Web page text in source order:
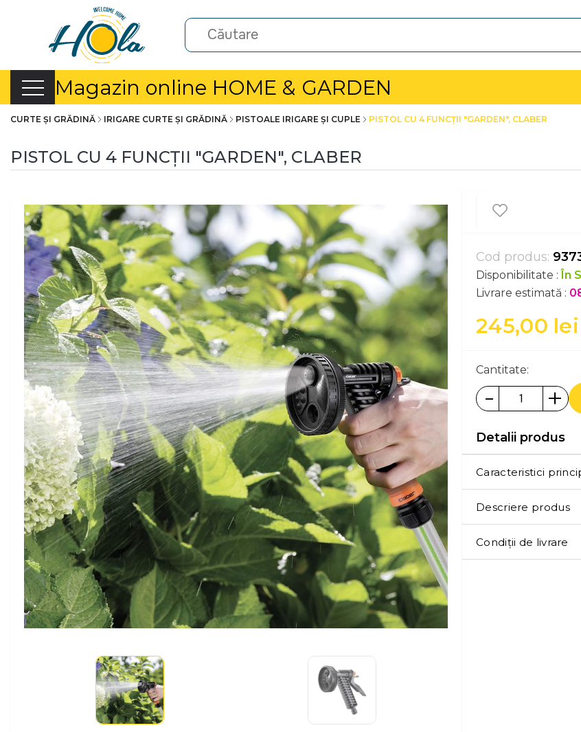
Magazin online HOME & GARDEN
CURTE ȘI GRĂDINĂ IRIGARE CURTE ȘI GRĂDINĂ PISTOALE IRIGARE ȘI CUPLE PISTOL CU 4 FUNCȚII "GARDEN", CLABER
PISTOL CU 4 FUNCȚII "GARDEN", CLABER
Cod produs:
Disponibilitate :În
Livrare estimată :
245,00 lei
Cantitate:
- +
Detalii produs
Caracteristici
Descriere produs
Condiții de livrare